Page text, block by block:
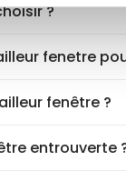
?
fenetre
fenêtre ?
entrouverte